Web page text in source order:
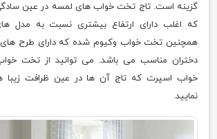
گزینه است. تاج تخت خواب های لمسه در عین
که اغلب دارای ارتفاع بیشتری نسبت به مدل
همچنین تخت خواب وکیوم شده که دارای طرح های
دختران مناسب می باشد. می توانید از تخت
خواب اسپرت که تاج آن ها در عین ظرافت زیبا
نمایید.